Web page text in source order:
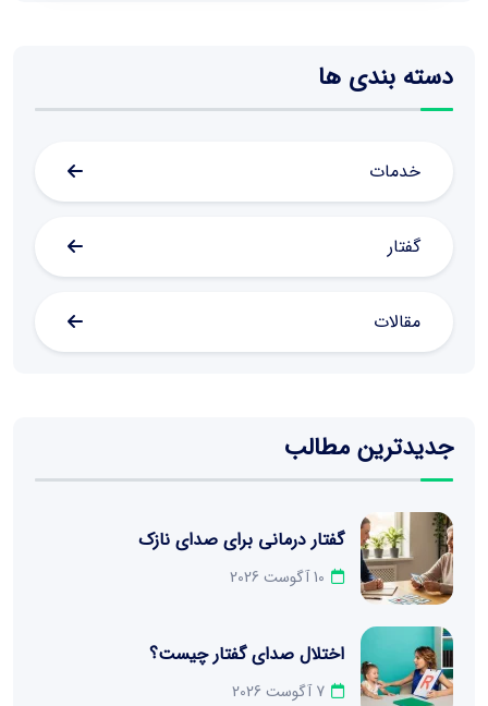
دسته بندی ها
خدمات
گفتار
مقالات
جدیدترین مطالب
گفتار درمانی برای صدای نازک
10 آگوست 2026
اختلال صدای گفتار چیست؟
7 آگوست 2026